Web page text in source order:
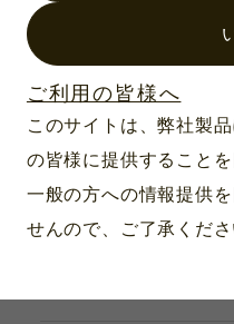
ご利用の皆様へ
このサイトは、弊社製
の皆様に提供すること
一般の方への情報提供
せんので、ご了承くださ
下記よりご希望のカ
さい。
器具：総合カタログ